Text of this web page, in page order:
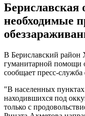
необходимые
В Бериславский район
гуманитарной помощи
сообщает пресс-
"В населенных
находившихся под
только с